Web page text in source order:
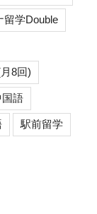
留学Double
8回)
国語
駅前留学